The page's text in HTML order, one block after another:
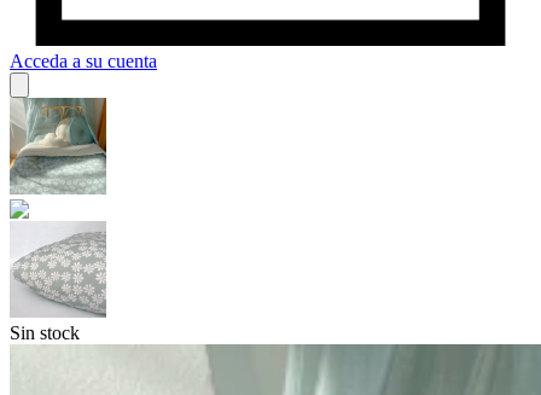
Acceda a su cuenta
Sin stock